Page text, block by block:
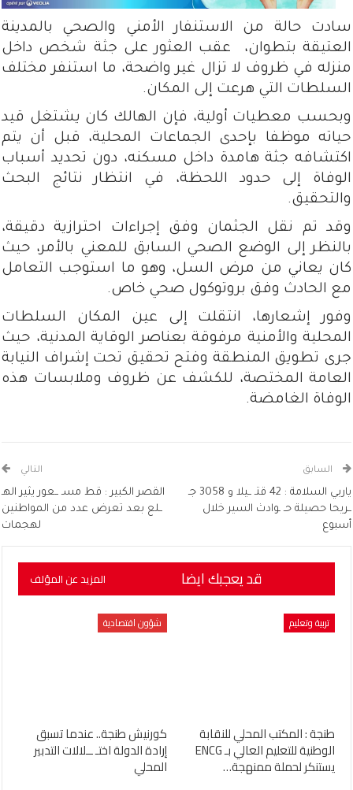
سادت حالة من الاستنفار الأمني والصحي بالمدينة
العتيقة بتطوان، عقب العثور على جثة شخص داخل
منزله في ظروف لا تزال غير واضحة، ما استنفر مختلف
السلطات التي هرعت إلى المكان.
وبحسب معطيات أولية، فإن الهالك كان يشتغل قيد
حياته موظفا بإحدى الجماعات المحلية، قبل أن يتم
اكتشافه جثة هامدة داخل مسكنه، دون تحديد أسباب
الوفاة إلى حدود اللحظة، في انتظار نتائج البحث
والتحقيق.
وقد تم نقل الجثمان وفق إجراءات احترازية دقيقة،
بالنظر إلى الوضع الصحي السابق للمعني بالأمر، حيث
كان يعاني من مرض السل، وهو ما استوجب التعامل
مع الحادث وفق بروتوكول صحي خاص.
وفور إشعارها، انتقلت إلى عين المكان السلطات
المحلية والأمنية مرفوقة بعناصر الوقاية المدنية، حيث
جرى تطويق المنطقة وفتح تحقيق تحت إشراف النيابة
العامة المختصة، للكشف عن ظروف وملابسات هذه
الوفاة الغامضة.
السابق
ياربي السلامة : 42 قتـ ــيلا و 3058 جـ
ــريحا حصيلة حـ ـوادث السير خلال
أسبوع
التالي
القصر الكبير : قط مسـ ــعور يثير الهـ
ــلع بعد تعرض عدد من المواطنين
لهجمات
قد يعجبك ايضا المزيد عن المؤلف
تربية وتعليم
طنجة : المكتب المحلي للنقابة
الوطنية للتعليم العالي بـ ENCG
يستنكر لحملة ممنهجة…
شؤون اقتصادية
كورنيش طنجة.. عندما تسبق
إرادة الدولة اختـ ــلالات التدبير
المحلي